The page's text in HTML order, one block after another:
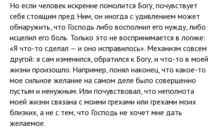
Но если человек искренне помолится Богу, почувствует
себя стоящим пред Ним, он иногда с удивлением может
обнаружить, что Господь либо восполнил его нужду, либо
исцелил его боль. Только это не воспринимается в логике:
«Я что-то сделал — и оно исправилось». Механизм совсем
другой: я сам изменился, обратился к Богу, и что-то в моей
жизни произошло. Например, понял наконец, что какое-то
мое сильное желание на самом деле было совершенно
пустым и ненужным. Или почувствовал, что неполнота
моей жизни связана с моими грехами или грехами моих
близких, а не с тем, что Господь не хочет мне дать
желаемое.